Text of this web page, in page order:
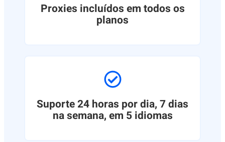
Proxies incluídos em todos os
planos
Suporte 24 horas por dia, 7 dias
na semana, em 5 idiomas